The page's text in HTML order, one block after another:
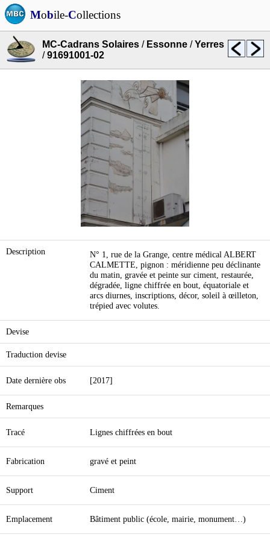
Mobile-Collections
MC-Cadrans Solaires / Essonne /Yerres
/91691001-02
Description
N° 1, rue de la Grange, centre médical ALBERT
CALMETTE, pignon : méridienne peu déclinante
du matin, gravée et peinte sur ciment, restaurée,
dégradée, ligne chiffrée en bout, équatoriale et
arcs diurnes, inscriptions, décor, soleil à œilleton,
trépied avec volutes.
Devise
Traduction devise
Date dernière obs [2017]
Remarques
Tracé Lignes chiffrées en bout
Fabrication gravé et peint
Support Ciment
Emplacement Bâtiment public (école, mairie, monument…)